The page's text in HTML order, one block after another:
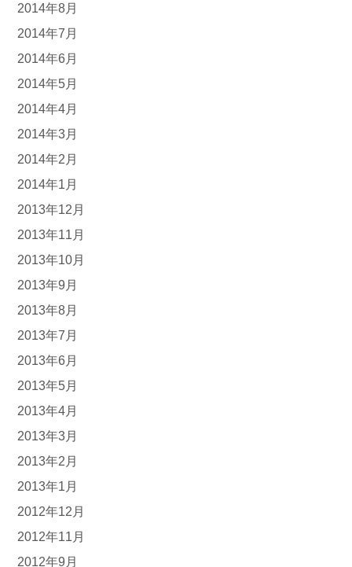
2014年8月
2014年7月
2014年6月
2014年5月
2014年4月
2014年3月
2014年2月
2014年1月
2013年12月
2013年11月
2013年10月
2013年9月
2013年8月
2013年7月
2013年6月
2013年5月
2013年4月
2013年3月
2013年2月
2013年1月
2012年12月
2012年11月
2012年9月